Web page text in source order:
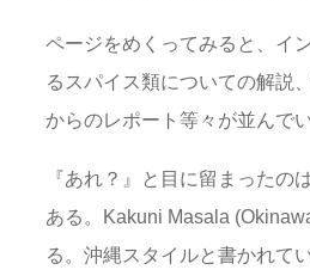
ページをめくってみると、イ
るスパイス類についての解説
からのレポート等々が並んで
『あれ？』と目に留まったの
ある。Kakuni Masala
る。沖縄スタイルと書かれて